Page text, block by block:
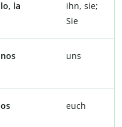
lo, la
ihn, sie;
Sie
nos uns
os euch